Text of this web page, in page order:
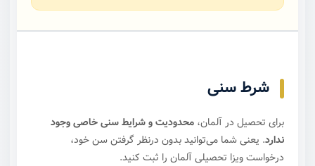
شرط سنی
برای تحصیل در آلمان،محدودیت و شرایط سنی خاصی وجود
ندارد. یعنی شما می‌توانید بدون در‌نظر گرفتن سن خود،
درخواست ویزا تحصیلی آلمان را ثبت کنید.